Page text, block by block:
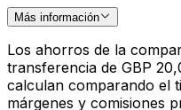
Más información
Los ahorros de la
transferencia de GBP
calculan comparando el
márgenes y comisiones